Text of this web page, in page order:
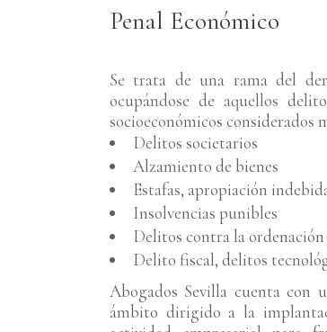
Penal Económico
Se trata de una rama del
ocupándose de aquellos
socioeconómicos considerados
Delitos societarios
Alzamiento de bienes
Estafas, apropiación
Insolvencias punibles
Delitos contra la
Delito fiscal, delitos
Abogados Sevilla cuenta con
ámbito dirigido a la